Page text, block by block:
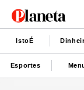
IstoÉ
Esportes